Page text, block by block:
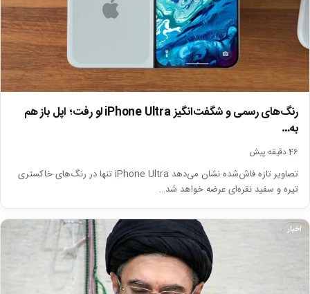
رنگ‌های رسمی و شگفت‌انگیز iPhone Ultra لو رفت؛ اپل باز هم
به…
46 دقیقه پیش
تصاویر تازه فاش‌شده نشان می‌دهد iPhone Ultra تنها در رنگ‌های خاکستری
تیره و سفید نقره‌ای عرضه خواهد شد…
اخبار